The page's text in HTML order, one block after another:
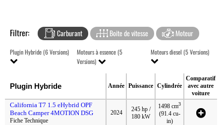
Filtrer: Carburant Boite de vitesse Moteur
Plugin Hybride (6 Versions)
Moteurs à essence (5
Versions)
Moteurs diesel (5 Versions)
Plugin Hybride Année Puissance Cylindrée
Comparatif
avec autre
voiture
California T7 1.5 eHybrid OPF
Beach Camper 4MOTION DSG
Fiche Technique
2024
245 hp /
180 kW
1498 cm3
(91.4 cu-
in)